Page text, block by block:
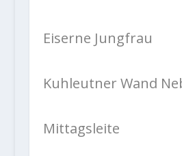
Eiserne Jungfrau
Kuhleutner Wand
Mittagsleite